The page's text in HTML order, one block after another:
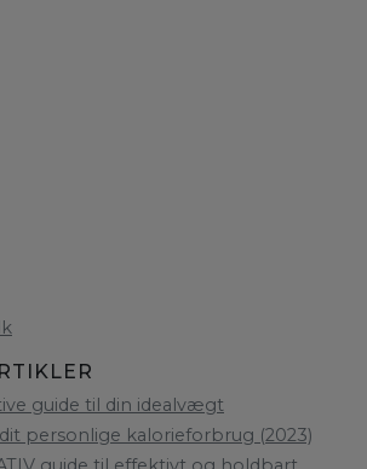
guide til din idealvægt
personlige kalorieforbrug (2023)